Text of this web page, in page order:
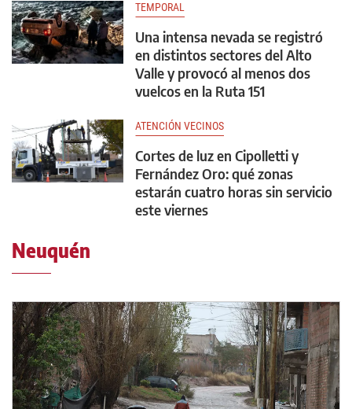
TEMPORAL
Una intensa nevada se registró
en distintos sectores del Alto
Valle y provocó al menos dos
vuelcos en la Ruta 151
ATENCIÓN VECINOS
Cortes de luz en Cipolletti y
Fernández Oro: qué zonas
estarán cuatro horas sin servicio
este viernes
Neuquén